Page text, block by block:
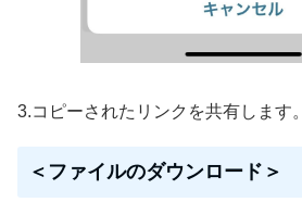
3.コピーされたリンクを共有します。
＜ファイルのダウンロード＞